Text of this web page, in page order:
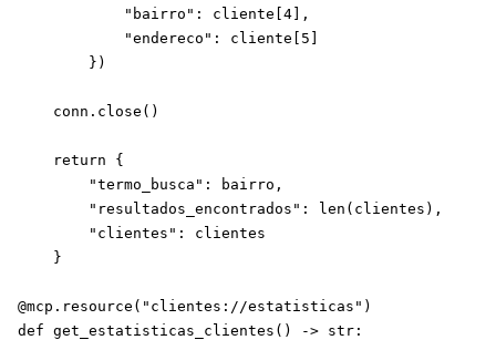
            "bairro": cliente[4],
            "endereco": cliente[5]
        })
    conn.close()
    return {
        "termo_busca": bairro,
        "resultados_encontrados": len(clientes),
        "clientes": clientes
    }
@mcp.resource("clientes://estatisticas")
def get_estatisticas_clientes() -> str: